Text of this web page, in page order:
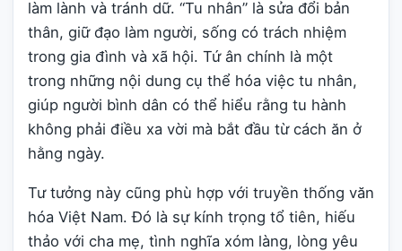
làm lành và tránh dữ. “Tu nhân” là sửa đổi bản
thân, giữ đạo làm người, sống có trách nhiệm
trong gia đình và xã hội. Tứ ân chính là một
trong những nội dung cụ thể hóa việc tu nhân,
giúp người bình dân có thể hiểu rằng tu hành
không phải điều xa vời mà bắt đầu từ cách ăn ở
hằng ngày.
Tư tưởng này cũng phù hợp với truyền thống văn
hóa Việt Nam. Đó là sự kính trọng tổ tiên, hiếu
thảo với cha mẹ, tình nghĩa xóm làng, lòng yêu